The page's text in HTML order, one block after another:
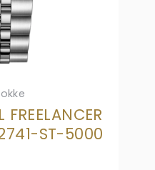
ST-5000